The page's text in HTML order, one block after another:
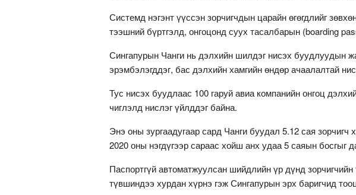
Системд нэгэнт үүссэн зорчигчдын царайн өгөгдлийг
тээшний бүртгэлд, онгоцонд суух тасалбарын (boarding
Сингапурын Чанги нь дэлхийн шилдэг нисэх буудлуудын
эрэмбэлэгддэг, бас дэлхийн хамгийн өндөр ачаалалтай
Тус нисэх буудлаас 100 гаруй авиа компанийн онгоц
чиглэлд нислэг үйлддэг байна.
Энэ оны зургаадугаар сард Чанги буудал 5.12 сая
2020 оны нэгдүгээр сараас хойш анх удаа 5 саяын босгыг
Паспортгүй автоматжуулсан шийдлийн үр дүнд
түвшиндээ хурдан хүрнэ гэж Сингапурын эрх баригчид